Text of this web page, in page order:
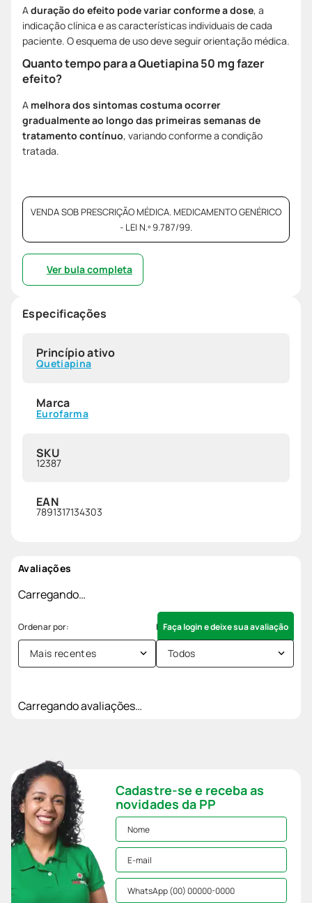
Aduração do efeito pode variar conforme a dose, a
indicação clínica e as características individuais de cada
paciente. O esquema de uso deve seguir orientação médica.
Quanto tempo para a Quetiapina 50 mg fazer
efeito?
A melhora dos sintomas costuma ocorrer
gradualmente ao longo das primeiras semanas de
tratamento contínuo, variando conforme a condição
tratada.
VENDA SOB PRESCRIÇÃO MÉDICA. MEDICAMENTO GENÉRICO
- LEI N.º 9.787/99.
Ver bula completa
Especificações
Princípio ativo
Quetiapina
Marca
Eurofarma
SKU
12387
EAN
7891317134303
Avaliações
Carregando…
Faça login e deixe sua avaliação
Mais recentes Todos
Carregando avaliações…
Cadastre-se e receba as
novidades da PP